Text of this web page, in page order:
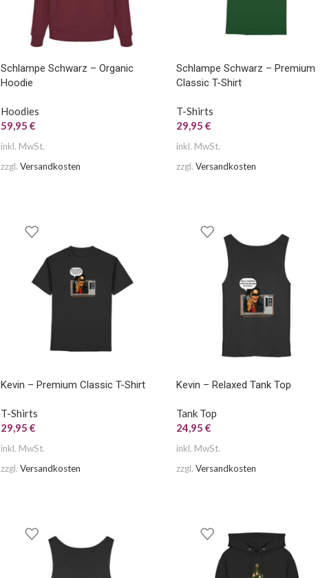
Schlampe Schwarz – Organic
Hoodie
Hoodies
59,95€
inkl. MwSt.
zzgl.Versandkosten
Schlampe Schwarz – Premium
Classic T-Shirt
T-Shirts
29,95 €
inkl. MwSt.
zzgl. Versandkosten
Kevin – Premium Classic T-Shirt
T-Shirts
29,95€
inkl. MwSt.
zzgl.Versandkosten
Kevin – Relaxed Tank Top
Tank Top
24,95 €
inkl. MwSt.
zzgl. Versandkosten